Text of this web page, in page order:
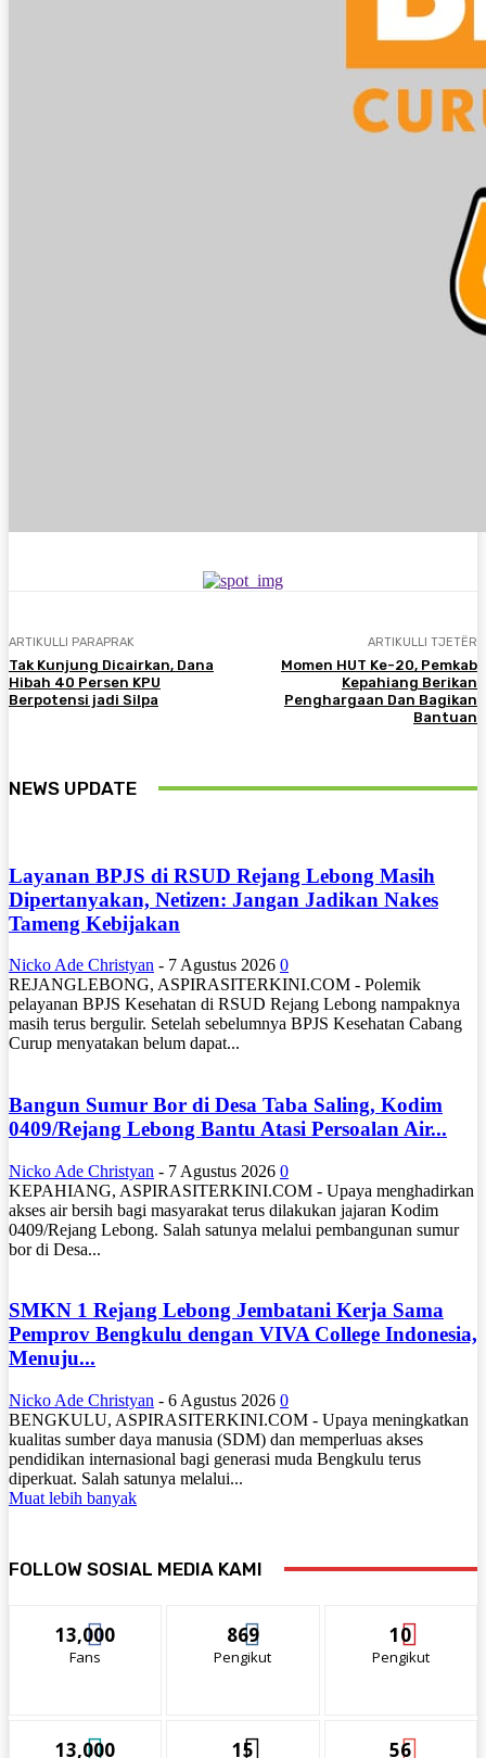
ARTIKULLI PARAPRAK
Tak Kunjung Dicairkan, Dana
Hibah 40 Persen KPU
Berpotensi jadi Silpa
ARTIKULLI TJETËR
Momen HUT Ke-20, Pemkab
Kepahiang Berikan
Penghargaan Dan Bagikan
Bantuan
NEWS UPDATE
Layanan BPJS di RSUD Rejang Lebong Masih
Dipertanyakan, Netizen: Jangan Jadikan Nakes
Tameng Kebijakan
Nicko Ade Christyan - 7 Agustus 2026 0
REJANGLEBONG, ASPIRASITERKINI.COM - Polemik
pelayanan BPJS Kesehatan di RSUD Rejang Lebong nampaknya
masih terus bergulir. Setelah sebelumnya BPJS Kesehatan Cabang
Curup menyatakan belum dapat...
Bangun Sumur Bor di Desa Taba Saling, Kodim
0409/Rejang Lebong Bantu Atasi Persoalan Air...
Nicko Ade Christyan - 7 Agustus 2026 0
KEPAHIANG, ASPIRASITERKINI.COM - Upaya menghadirkan
akses air bersih bagi masyarakat terus dilakukan jajaran Kodim
0409/Rejang Lebong. Salah satunya melalui pembangunan sumur
bor di Desa...
SMKN 1 Rejang Lebong Jembatani Kerja Sama
Pemprov Bengkulu dengan VIVA College Indonesia,
Menuju...
Nicko Ade Christyan - 6 Agustus 2026 0
BENGKULU, ASPIRASITERKINI.COM - Upaya meningkatkan
kualitas sumber daya manusia (SDM) dan memperluas akses
pendidikan internasional bagi generasi muda Bengkulu terus
diperkuat. Salah satunya melalui...
Muat lebih banyak
FOLLOW SOSIAL MEDIA KAMI
13,000
Fans
869
Pengikut
10
Pengikut
13,000 15 56